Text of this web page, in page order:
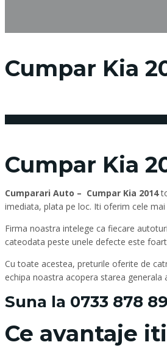
Cumpar Kia
Cumpar Kia
Cumparari Auto – Cumpar Kia 2014
imediata, plata pe loc. Iti oferim cele
Firma noastra intelege ca fiecare
cateodata peste unele defecte este
Cu toate acestea, preturile oferite de
echipa noastra acopera starea
Suna la 0733 878
Ce avantaje